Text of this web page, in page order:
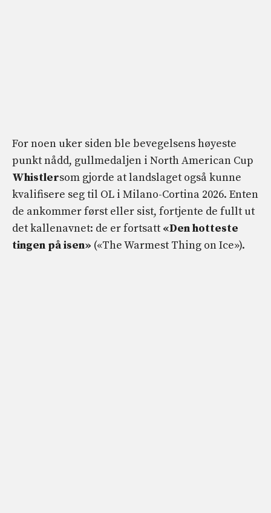
For noen uker siden ble bevegelsens høyeste
punkt nådd, gullmedaljen i North American Cup
Whistlersom gjorde at landslaget også kunne
kvalifisere seg til OL i Milano-Cortina 2026. Enten
de ankommer først eller sist, fortjente de fullt ut
det kallenavnet: de er fortsatt «Den hotteste
tingen på isen» («The Warmest Thing on Ice»).